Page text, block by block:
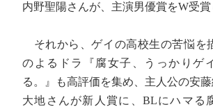
内野聖陽さんが、主演男優賞をW受賞
それから、ゲイの高校生の苦悩を
のよるドラ『腐女子、うっかりゲ
る。』も高評価を集め、主人公の安
大地さんが新人賞に、BLにハマる